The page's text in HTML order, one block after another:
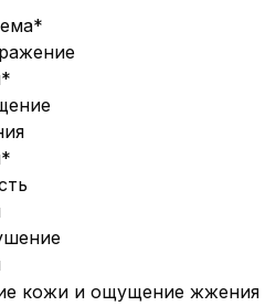
кожи и ощущение жжения